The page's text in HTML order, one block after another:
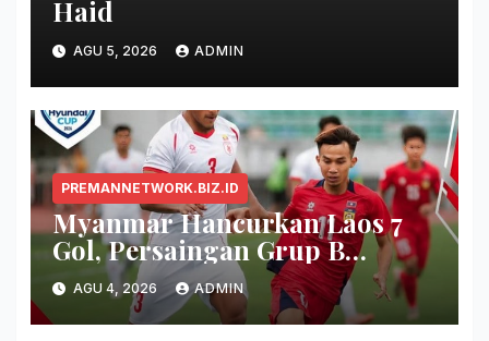
Haid
AGU 5, 2026 ADMIN
PREMANNETWORK.BIZ.ID
Myanmar Hancurkan Laos 7
Gol, Persaingan Grup B
Memanas!
AGU 4, 2026 ADMIN